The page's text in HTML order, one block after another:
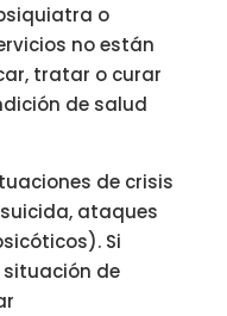
o
no están
tratar o curar
de salud
de crisis
ataques
Si
de